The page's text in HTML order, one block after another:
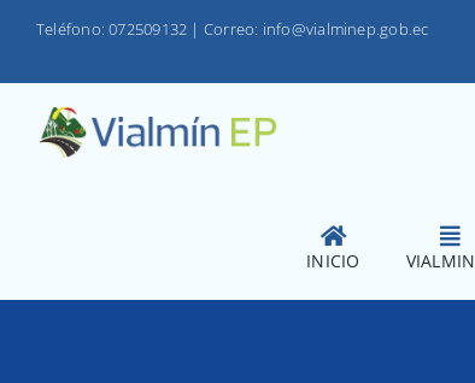
Teléfono: 072509132 | Correo: info@vialminep.gob.ec
INICIO VIALMIN